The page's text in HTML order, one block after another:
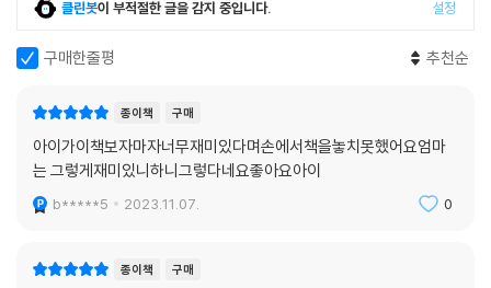
클린봇이 부적절한 글을 감지 중입니다. 설정
구매한줄평 추천순
종이책 구매
아이가이책보자마자너무재미있다며손에서책을놓치못했어요엄마
는 그렇게재미있니하니그렇다네요좋아요아이
b*****5 2023.11.07. 0
종이책 구매